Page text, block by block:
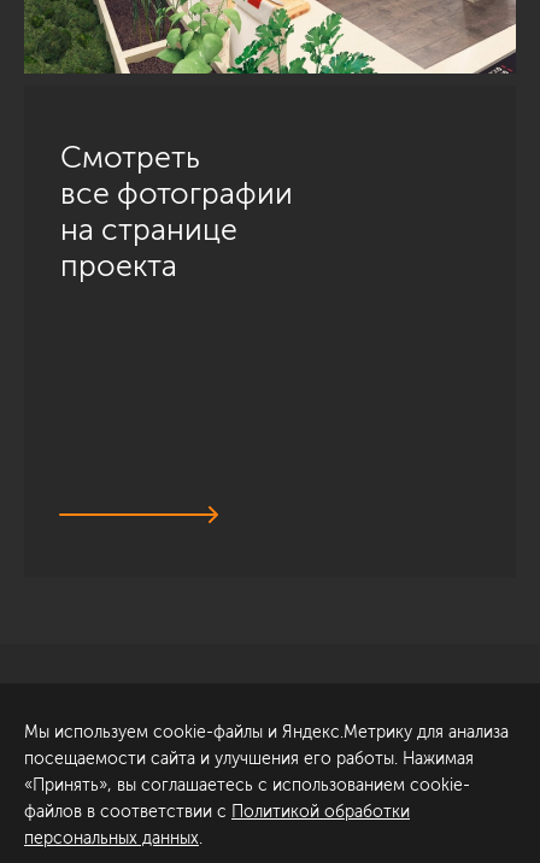
Смотреть
все фотографии
на странице
проекта
Обсудить проект
ул. Академика Павлова, 6
к1
+7 (812) 200-95-55
Мы используем cookie-файлы и Яндекс.Метрику для анализа
посещаемости сайта и улучшения его работы. Нажимая
«Принять», вы соглашаетесь с использованием cookie-
файлов в соответствии с Политикой обработки
персональных данных.